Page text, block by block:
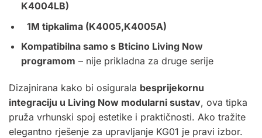
K4004LB)
1M tipkalima (K4005,K4005A)
Kompatibilna samo s Bticino Living Now
programom – nije prikladna za druge serije
Dizajnirana kako bi osigurala besprijekornu
integraciju u Living Now modularni sustav, ova tipka
pruža vrhunski spoj estetike i praktičnosti. Ako tražite
elegantno rješenje za upravljanje KG01 je pravi izbor.